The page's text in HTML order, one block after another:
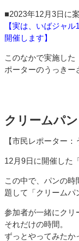
■2023年12月3日に
【実は、いばジャ
開催します】
このなかで実施した
ポーターのうっきー
クリームパ
【市民レポーター：
12月9日に開催した
この中で、パンの時
題して「クリームパ
参加者が一緒にクリ
それだけの時間。
ずっとやってみたか